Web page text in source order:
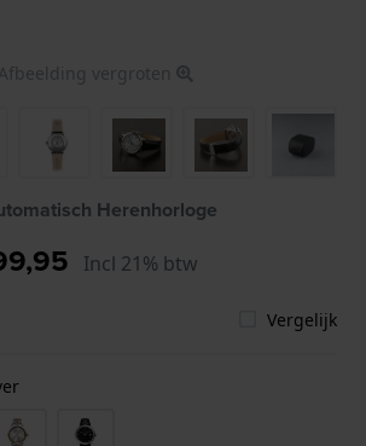
Afbeelding vergroten
Herenhorloge
Incl 21% btw
Vergelijk